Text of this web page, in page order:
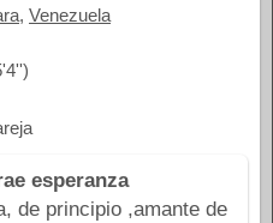
, Venezuela
esperanza
de principio ,amante de